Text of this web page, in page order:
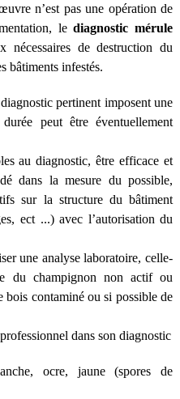
n’est pas une opération de
lediagnostic mérule
nécessaires de destruction du
bâtiments infestés.
pertinent imposent une
peut être éventuellement
au diagnostic, être efficace et
dans la mesure du possible,
sur la structure du bâtiment
ect ...) avec l’autorisation du
une analyse laboratoire, celle-
du champignon non actif ou
bois contaminé ou si possible de
dans son diagnostic
ocre, jaune (spores de